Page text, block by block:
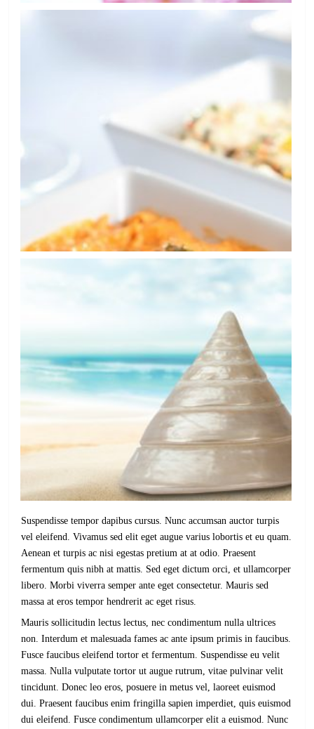
Suspendisse tempor dapibus cursus. Nunc accumsan auctor turpis
vel eleifend. Vivamus sed elit eget augue varius lobortis et eu quam.
Aenean et turpis ac nisi egestas pretium at at odio. Praesent
fermentum quis nibh at mattis. Sed eget dictum orci, et ullamcorper
libero. Morbi viverra semper ante eget consectetur. Mauris sed
massa at eros tempor hendrerit ac eget risus.
Mauris sollicitudin lectus lectus, nec condimentum nulla ultrices
non. Interdum et malesuada fames ac ante ipsum primis in faucibus.
Fusce faucibus eleifend tortor et fermentum. Suspendisse eu velit
massa. Nulla vulputate tortor ut augue rutrum, vitae pulvinar velit
tincidunt. Donec leo eros, posuere in metus vel, laoreet euismod
dui. Praesent faucibus enim fringilla sapien imperdiet, quis euismod
dui eleifend. Fusce condimentum ullamcorper elit a euismod. Nunc